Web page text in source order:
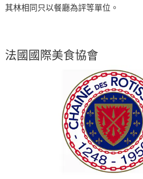
其林相同只以餐廳為評等單位。
法國國際美食協會